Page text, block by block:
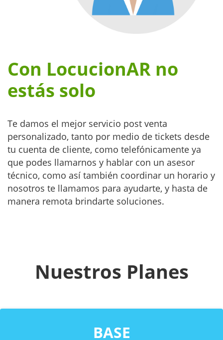
Con LocucionAR no
estás solo
Te damos el mejor servicio post venta
personalizado, tanto por medio de tickets desde
tu cuenta de cliente, como telefónicamente ya
que podes llamarnos y hablar con un asesor
técnico, como así también coordinar un horario y
nosotros te llamamos para ayudarte, y hasta de
manera remota brindarte soluciones.
Nuestros Planes
BASE